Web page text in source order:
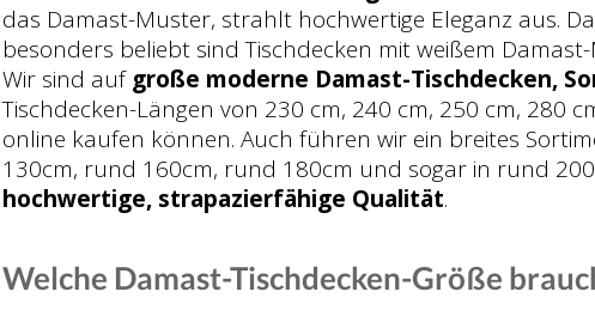
das Damast-Muster, strahlt hochwertige Eleganz aus.
besonders beliebt sind Tischdecken mit weißem
Wir sind auf große moderne Damast-Tischdecken,
Tischdecken-Längen von 230 cm, 240 cm, 250 cm, 280
online kaufen können. Auch führen wir ein breites
130cm, rund 160cm, rund 180cm und sogar in rund
hochwertige, strapazierfähige Qualität.
Welche Damast-Tischdecken-Größe